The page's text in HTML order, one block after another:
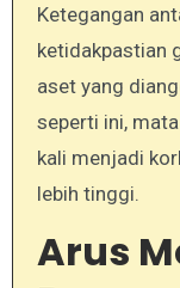
Ketegangan
ketidakpastian
aset yang
seperti ini,
kali menjadi
lebih tinggi.
Arus